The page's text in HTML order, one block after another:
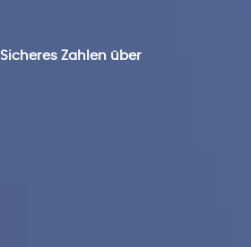
Sicheres Zahlen über